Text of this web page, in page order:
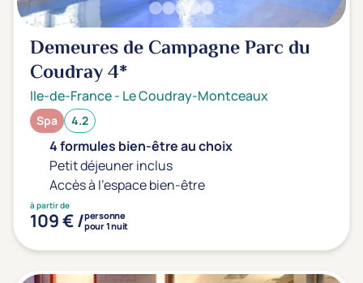
Demeures de Campagne Parc du
Coudray4*
Ile-de-France- Le Coudray-Montceaux
Spa 4.2
4 formules bien-être au choix
Petit déjeuner inclus
Accès à l'espace bien-être
à partir de
109 € /personne
pour 1 nuit